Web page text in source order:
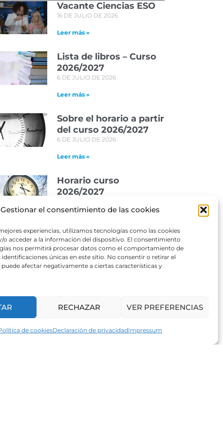
Gestionar el consentimiento de las cookies
experiencias, utilizamos tecnologías como las cookies
o acceder a la información del dispositivo. El consentimiento
nos permitirá procesar datos como el comportamiento de
identificaciones únicas en este sitio. No consentir o retirar el
afectar negativamente a ciertas características y
RECHAZAR VER PREFERENCIAS
de cookiesDeclaración de privacidadImpressum
Vacante Ciencias ESO
16 DE JULIO DE 2026
Leer más »
Lista de libros – Curso
2026/2027
6 DE JULIO DE 2026
Leer más »
Sobre el horario a partir
del curso 2026/2027
6 DE JULIO DE 2026
Leer más »
Horario curso
2026/2027
Comunicado
13 DE MARZO DE 2026
Leer más »